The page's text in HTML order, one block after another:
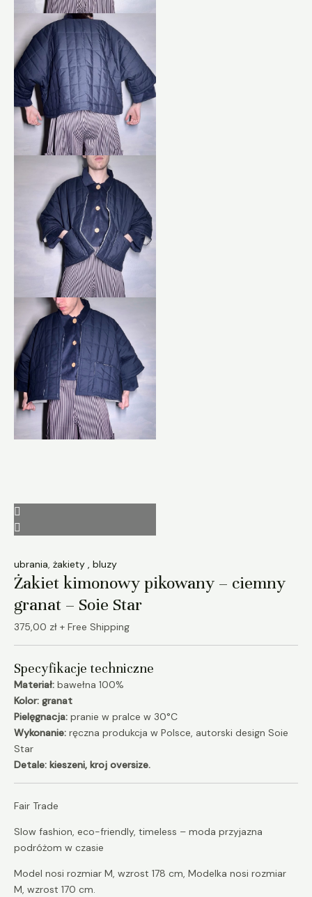
ubrania, żakiety , bluzy
Żakiet kimonowy pikowany – ciemny
granat – Soie Star
375,00 zł + Free Shipping
Specyfikacje techniczne
Materiał: bawełna 100%
Kolor: granat
Pielęgnacja: pranie w pralce w 30°C
Wykonanie: ręczna produkcja w Polsce, autorski design Soie
Star
Detale: kieszeni, kroj oversize.
Fair Trade
Slow fashion, eco-friendly, timeless – moda przyjazna
podróżom w czasie
Model nosi rozmiar M, wzrost 178 cm, Modelka nosi rozmiar
M, wzrost 170 cm.